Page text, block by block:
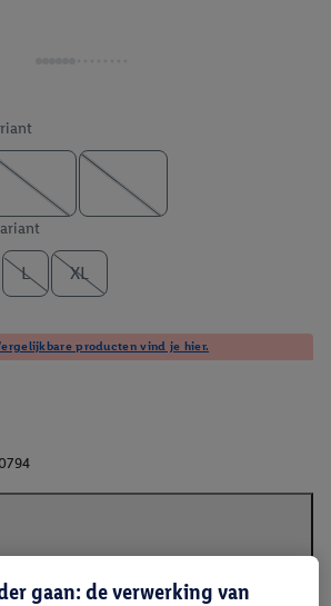
L XL
producten vind je hier.
gaan: de verwerking van